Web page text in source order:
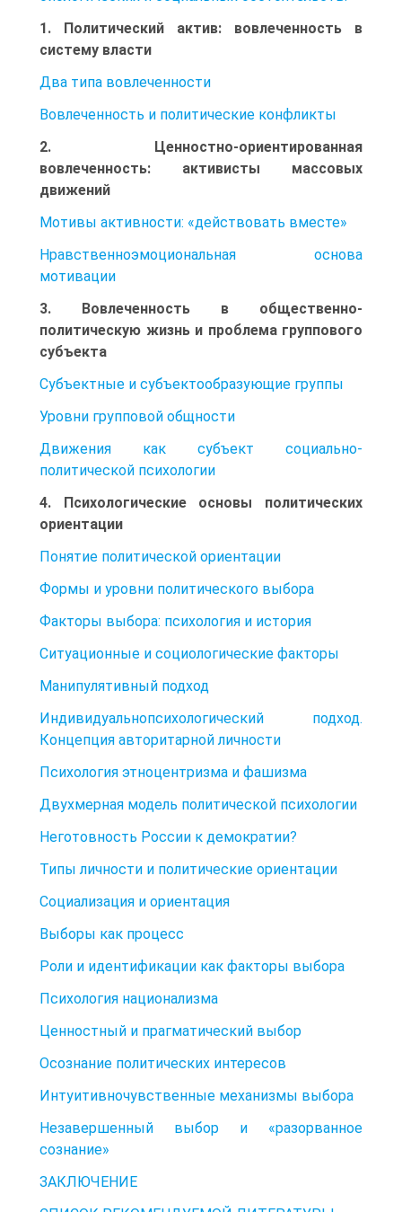
1. Политический актив: вовлеченность в
систему власти
Два типа вовлеченности
Вовлеченность и политические конфликты
2. Ценностно-ориентированная
вовлеченность: активисты массовых
движений
Мотивы активности: «действовать вместе»
Нравственноэмоциональная основа
мотивации
3. Вовлеченность в общественно-
политическую жизнь и проблема группового
субъекта
Субъектные и субъектообразующие группы
Уровни групповой общности
Движения как субъект социально-
политической психологии
4. Психологические основы политических
ориентации
Понятие политической ориентации
Формы и уровни политического выбора
Факторы выбора: психология и история
Ситуационные и социологические факторы
Манипулятивный подход
Индивидуальнопсихологический подход.
Концепция авторитарной личности
Психология этноцентризма и фашизма
Двухмерная модель политической психологии
Неготовность России к демократии?
Типы личности и политические ориентации
Социализация и ориентация
Выборы как процесс
Роли и идентификации как факторы выбора
Психология национализма
Ценностный и прагматический выбор
Осознание политических интересов
Интуитивночувственные механизмы выбора
Незавершенный выбор и «разорванное
сознание»
ЗАКЛЮЧЕНИЕ